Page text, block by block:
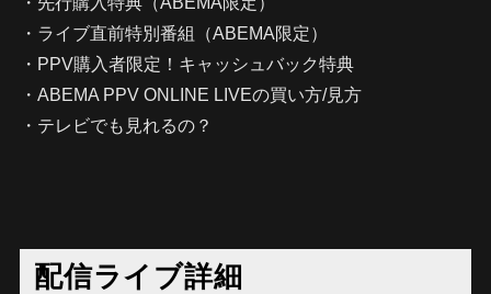
・ライブ直前特別番組（ABEMA限定）
・PPV購入者限定！キャッシュバック特典
・ABEMA PPV ONLINE LIVEの買い方/見方
・テレビでも見れるの？
配信ライブ詳細